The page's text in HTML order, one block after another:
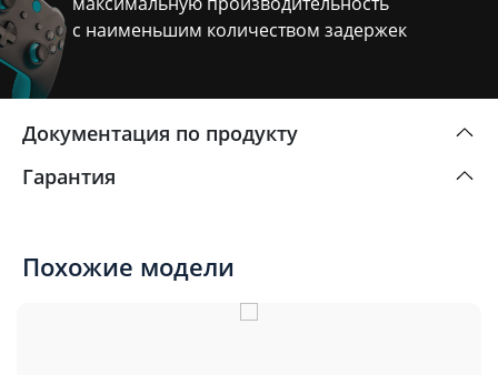
с наименьшим количеством задержек
Документация по продукту
Гарантия
Похожие модели